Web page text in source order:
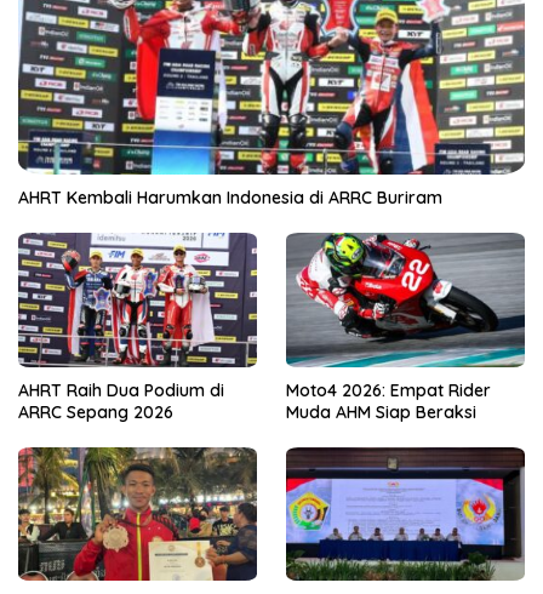
AHRT Kembali Harumkan Indonesia di ARRC Buriram
AHRT Raih Dua Podium di
ARRC Sepang 2026
Moto4 2026: Empat Rider
Muda AHM Siap Beraksi